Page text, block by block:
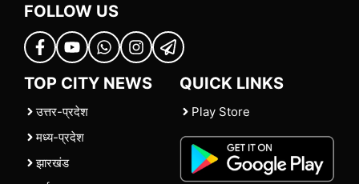
FOLLOW US
TOP CITY NEWS
उत्तर-प्रदेश
मध्य-प्रदेश
झारखंड
QUICK LINKS
Play Store